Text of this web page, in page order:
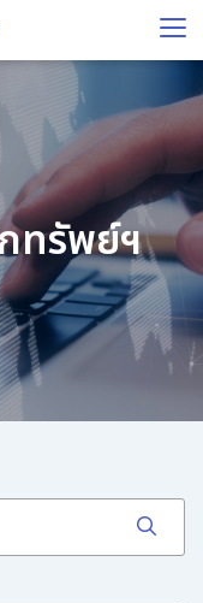
Enhanced by
ทรัพย์ฯ